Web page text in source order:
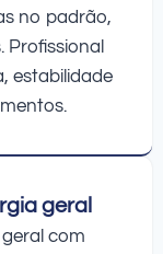
no padrão,
Profissional
estabilidade
geral
com